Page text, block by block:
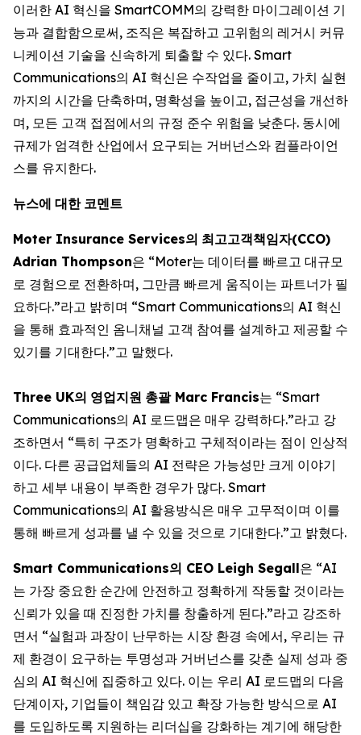
이러한 AI 혁신을 SmartCOMM의 강력한 마이그레이션 기
능과 결합함으로써, 조직은 복잡하고 고위험의 레거시 커뮤
니케이션 기술을 신속하게 퇴출할 수 있다. Smart
Communications의 AI 혁신은 수작업을 줄이고, 가치 실현
까지의 시간을 단축하며, 명확성을 높이고, 접근성을 개선하
며, 모든 고객 접점에서의 규정 준수 위험을 낮춘다. 동시에
규제가 엄격한 산업에서 요구되는 거버넌스와 컴플라이언
스를 유지한다.
뉴스에 대한 코멘트
Moter Insurance Services의 최고고객책임자(CCO)
Adrian Thompson은 “Moter는 데이터를 빠르고 대규모
로 경험으로 전환하며, 그만큼 빠르게 움직이는 파트너가 필
요하다.”라고 밝히며 “Smart Communications의 AI 혁신
을 통해 효과적인 옴니채널 고객 참여를 설계하고 제공할 수
있기를 기대한다.”고 말했다.
Three UK의 영업지원 총괄Marc Francis는 “Smart
Communications의 AI 로드맵은 매우 강력하다.”라고 강
조하면서 “특히 구조가 명확하고 구체적이라는 점이 인상적
이다. 다른 공급업체들의 AI 전략은 가능성만 크게 이야기
하고 세부 내용이 부족한 경우가 많다. Smart
Communications의 AI 활용방식은 매우 고무적이며 이를
통해 빠르게 성과를 낼 수 있을 것으로 기대한다.”고 밝혔다.
Smart Communications의 CEO Leigh Segall은 “AI
는 가장 중요한 순간에 안전하고 정확하게 작동할 것이라는
신뢰가 있을 때 진정한 가치를 창출하게 된다.”라고 강조하
면서 “실험과 과장이 난무하는 시장 환경 속에서, 우리는 규
제 환경이 요구하는 투명성과 거버넌스를 갖춘 실제 성과 중
심의 AI 혁신에 집중하고 있다. 이는 우리 AI 로드맵의 다음
단계이자, 기업들이 책임감 있고 확장 가능한 방식으로 AI
를 도입하도록 지원하는 리더십을 강화하는 계기에 해당한